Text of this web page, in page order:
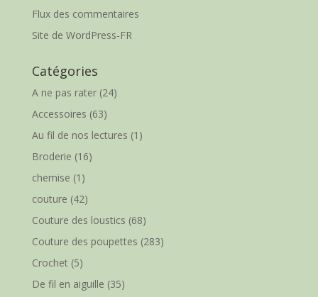
Flux des commentaires
Site de WordPress-FR
Catégories
A ne pas rater(24)
Accessoires (63)
Au fil de nos lectures (1)
Broderie (16)
chemise (1)
couture (42)
Couture des loustics (68)
Couture des poupettes (283)
Crochet(5)
De fil en aiguille (35)